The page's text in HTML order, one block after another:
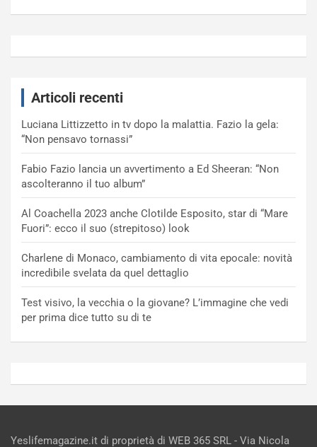
Articoli recenti
Luciana Littizzetto in tv dopo la malattia. Fazio la gela:
“Non pensavo tornassi”
Fabio Fazio lancia un avvertimento a Ed Sheeran: “Non
ascolteranno il tuo album”
Al Coachella 2023 anche Clotilde Esposito, star di “Mare
Fuori”: ecco il suo (strepitoso) look
Charlene di Monaco, cambiamento di vita epocale: novità
incredibile svelata da quel dettaglio
Test visivo, la vecchia o la giovane? L’immagine che vedi
per prima dice tutto su di te
Yeslifemagazine.it di proprietà di WEB 365 SRL - Via Nicola